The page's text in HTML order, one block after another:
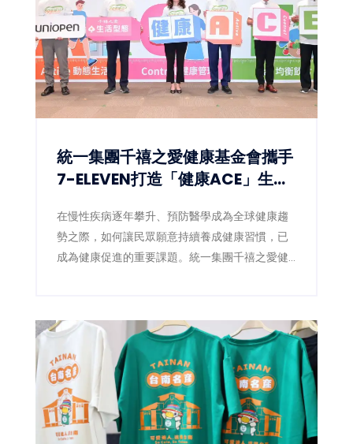
統一集團千禧之愛健康基金會攜手
7-ELEVEN打造「健康ACE」生態
在慢性疾病逐年攀升、預防醫學成為全球健康趨
勢之際，如何讓民眾願意持續養成健康習慣，已
成為健康促進的重要課題。統一集團千禧之愛健
專區，將健走、量血壓、量腰圍、均衡飲食等健
康行動融入日常生活，透過數位積分與獎勵機
制，鼓勵全民從生活型態改變開始，降低慢性疾
病風險，打造全民健康新生態。